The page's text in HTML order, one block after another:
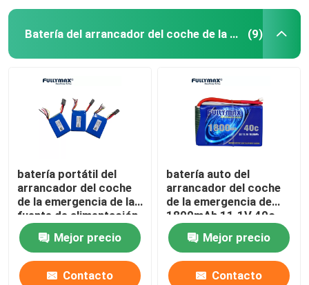
Batería del arrancador del coche de la emergencia (9)
batería portátil del
arrancador del coche
de la emergencia de la
fuente de alimentación
espera del coche de
batería de 11.1V 12v
3200mah Lipo
Mejor precio
Contacto
batería auto del
arrancador del coche
de la emergencia de
1800mAh 11.1V 40c
Lipo en coche
Mejor precio
Contacto